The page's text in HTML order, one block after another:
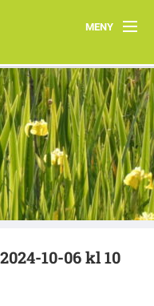
MENY
Hem
Om oss
Facebook
Program
Dokument
10-06 kl 10